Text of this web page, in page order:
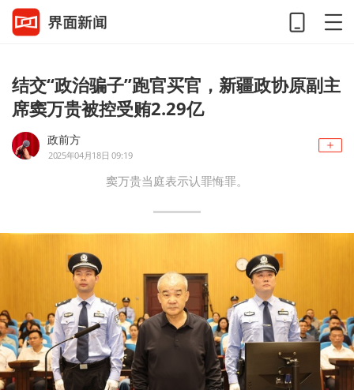
结交“政治骗子”跑官买官，新疆政协原副主
席窦万贵被控受贿2.29亿
政前方
2025年04月18日 09:19
窦万贵当庭表示认罪悔罪。